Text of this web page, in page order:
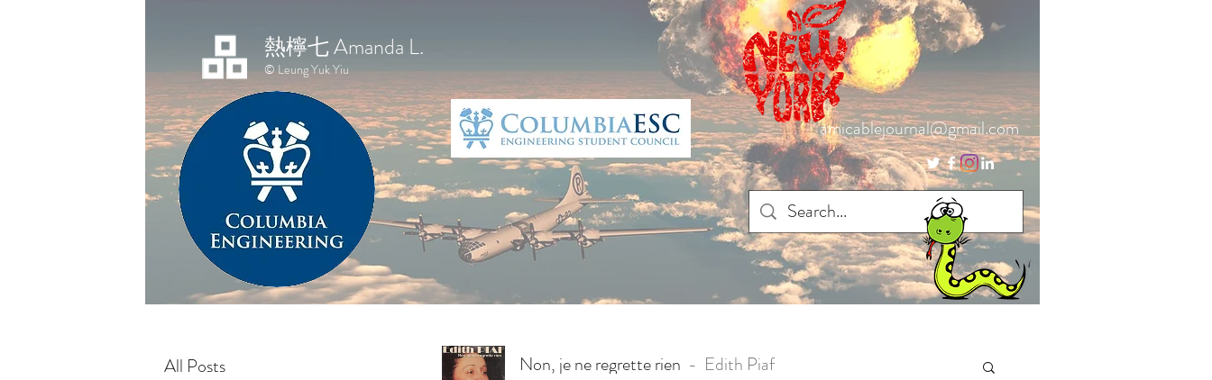
熱檸七 Amanda L.
© Leung Yuk Yiu
amicablejournal@gmail.com
All Posts Non, je ne regrette rien Edith Piaf